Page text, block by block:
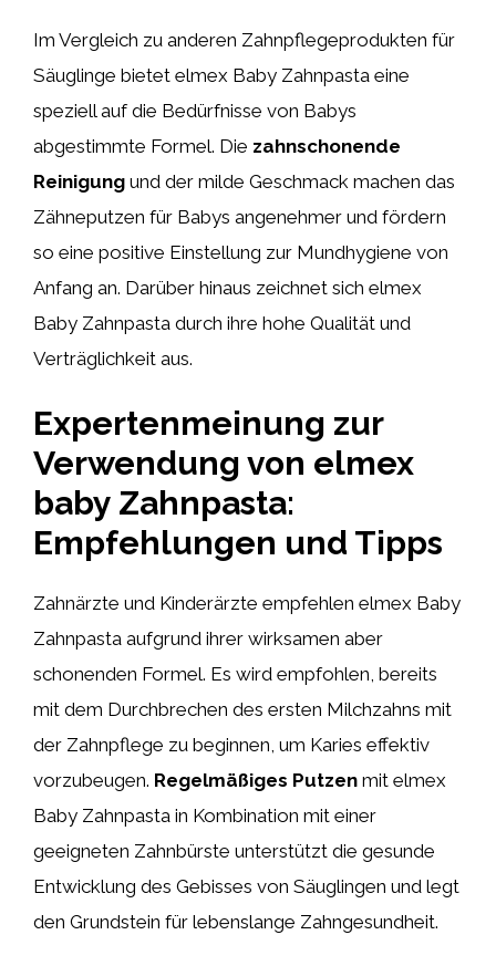
Im Vergleich zu anderen Zahnpflegeprodukten für
Säuglinge bietet elmex Baby Zahnpasta eine
speziell auf die Bedürfnisse von Babys
abgestimmte Formel. Die zahnschonende
Reinigung und der milde Geschmack machen das
Zähneputzen für Babys angenehmer und fördern
so eine positive Einstellung zur Mundhygiene von
Anfang an. Darüber hinaus zeichnet sich elmex
Baby Zahnpasta durch ihre hohe Qualität und
Verträglichkeit aus.
Expertenmeinung zur
Verwendung von elmex
baby Zahnpasta:
Empfehlungen und Tipps
Zahnärzte und Kinderärzte empfehlen elmex Baby
Zahnpasta aufgrund ihrer wirksamen aber
schonenden Formel. Es wird empfohlen, bereits
mit dem Durchbrechen des ersten Milchzahns mit
der Zahnpflege zu beginnen, um Karies effektiv
vorzubeugen. Regelmäßiges Putzen mit elmex
Baby Zahnpasta in Kombination mit einer
geeigneten Zahnbürste unterstützt die gesunde
Entwicklung des Gebisses von Säuglingen und legt
den Grundstein für lebenslange Zahngesundheit.